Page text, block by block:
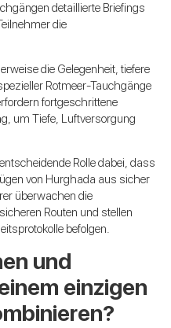
detaillierte Briefings
die
die Gelegenheit, tiefere
Rotmeer-Tauchgänge
fortgeschrittene
um Tiefe, Luftversorgung
Rolle dabei, dass
von Hurghada aus sicher
überwachen die
Routen und stellen
befolgen.
und
einzigen